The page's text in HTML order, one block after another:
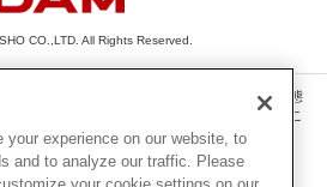
CO.,LTD. All Rights Reserved.
文章・画像・写真・動画・音声等を、手段や形態
超えて無断で複製、転載、ファイル化などするこ
ご利用いただけない場合があります。
experience on our website, to
and to analyze our traffic. Please